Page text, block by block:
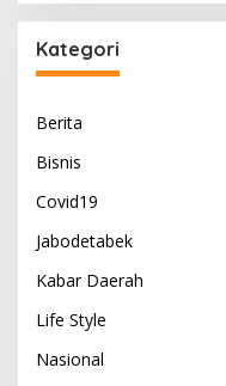
Kategori
Berita
Bisnis
Covid19
Jabodetabek
Kabar Daerah
Life Style
Nasional